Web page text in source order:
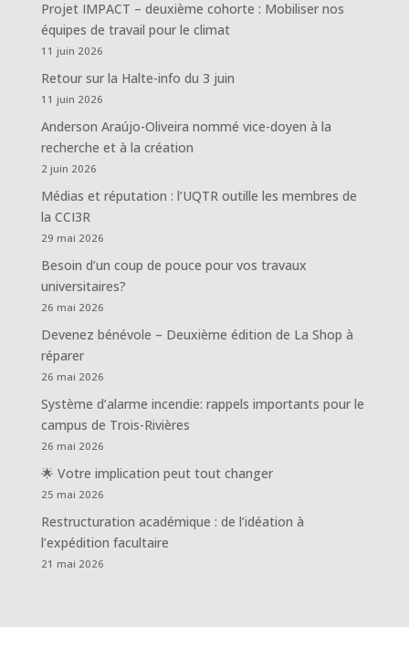
Projet IMPACT – deuxième cohorte : Mobiliser nos
équipes de travail pour le climat
11 juin 2026
Retour sur la Halte-info du 3 juin
11 juin 2026
Anderson Araújo-Oliveira nommé vice-doyen à la
recherche et à la création
2 juin 2026
Médias et réputation : l’UQTR outille les membres de
la CCI3R
29 mai 2026
Besoin d’un coup de pouce pour vos travaux
universitaires?
26 mai 2026
Devenez bénévole – Deuxième édition de La Shop à
réparer
26 mai 2026
Système d’alarme incendie: rappels importants pour le
campus de Trois-Rivières
26 mai 2026
🌟 Votre implication peut tout changer
25 mai 2026
Restructuration académique : de l’idéation à
l’expédition facultaire
21 mai 2026